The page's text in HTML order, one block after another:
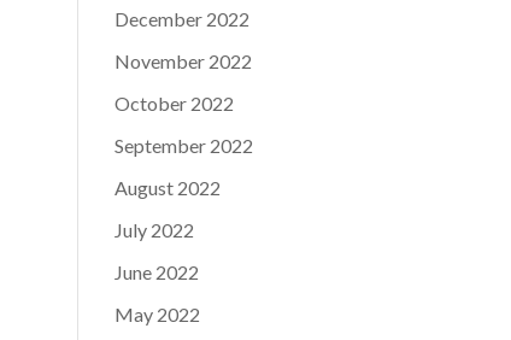
December 2022
November 2022
October 2022
September 2022
August 2022
July 2022
June 2022
May 2022